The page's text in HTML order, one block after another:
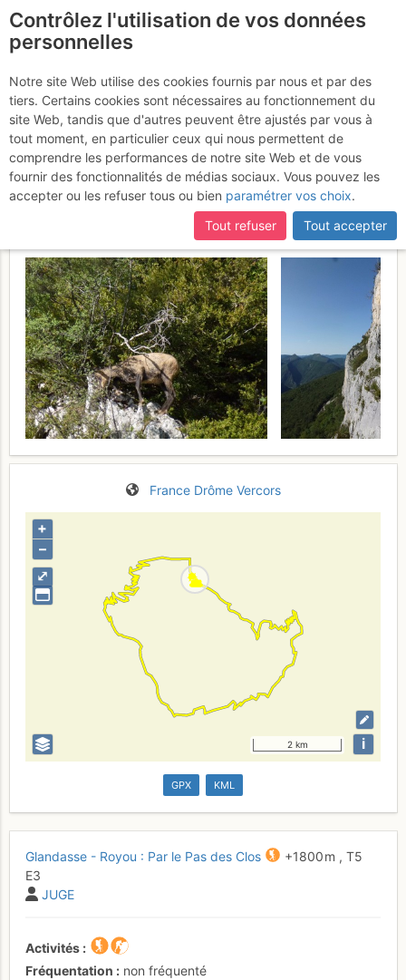
certaines pages ne sont plus accessibles, manquantes ou
incomplètes, déconnectez-vous puis reconnectez-vous à votre
compte sur le site.
Dôme de Glandasse
(Pié Ferré) : Par l'extrême
pointe SE, depuis
Châtillon-en-Diois
Lundi 14 août
2017
France Drôme Vercors
⤢
+
–
2 km i
GPX KML
Glandasse - Royou : Par le Pas des Clos +1800 m , T5
E3
JUGE
Activités
Fréquentation
non fréquenté
Contrôlez l'utilisation de vos données
personnelles
Notre site Web utilise des cookies fournis par nous et par des
tiers. Certains cookies sont nécessaires au fonctionnement du
site Web, tandis que d'autres peuvent être ajustés par vous à
tout moment, en particulier ceux qui nous permettent de
comprendre les performances de notre site Web et de vous
fournir des fonctionnalités de médias sociaux. Vous pouvez les
accepter ou les refuser tous ou bien paramétrer vos choix.
Tout refuser
Tout accepter